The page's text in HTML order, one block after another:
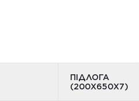
ПІДЛОГА
(200Х650X7)